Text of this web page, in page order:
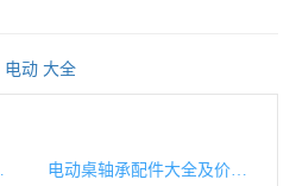
电动 大全
电动桌轴承配件大全及价格,电动桌配件